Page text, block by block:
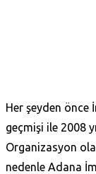
Her şeyden önce
geçmişi ile 2008
Organizasyon
nedenle Adana